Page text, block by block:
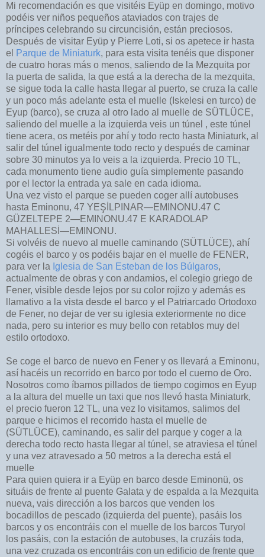
Mi recomendación es que visitéis Eyüp en domingo, motivo
podéis ver niños pequeños ataviados con trajes de
príncipes celebrando su circuncisión, están preciosos.
Después de visitar Eyüp y Pierre Loti, si os apetece ir hasta
el
Parque de Miniaturk, para esta visita tenéis que disponer
de cuatro horas más o menos, saliendo de la Mezquita por
la puerta de salida, la que está a la derecha de la mezquita,
se sigue toda la calle hasta llegar al puerto, se cruza la calle
y un poco más adelante esta el muelle (Iskelesi en turco) de
Eyup (barco), se cruza al otro lado al muelle de SÜTLÜCE,
saliendo del muelle a la izquierda veis un túnel , este túnel
tiene acera, os metéis por ahí y todo recto hasta Miniaturk, al
salir del túnel igualmente todo recto y después de caminar
sobre 30 minutos ya lo veis a la izquierda. Precio 10 TL,
cada monumento tiene audio guía simplemente pasando
por el lector la entrada ya sale en cada idioma.
Una vez visto el parque se pueden coger allí autobuses
hasta Eminonu, 47 YEŞİLPINAR—EMINONU.47 C
GÜZELTEPE 2—EMINONU.47 E KARADOLAP
MAHALLESİ—EMINONU.
Si volvéis de nuevo al muelle caminando (SÜTLÜCE), ahí
cogéis el barco y os podéis bajar en el muelle de FENER,
para ver la Iglesia de San Esteban de los Búlgaros,
actualmente de obras y con andamios, el colegio griego de
Fener, visible desde lejos por su color rojizo y además es
llamativo a la vista desde el barco y el Patriarcado Ortodoxo
de Fener, no dejar de ver su iglesia exteriormente no dice
nada, pero su interior es muy bello con retablos muy del
estilo ortodoxo.
Se coge el barco de nuevo en Fener y os llevará a Eminonu,
así hacéis un recorrido en barco por todo el cuerno de Oro.
Nosotros como íbamos pillados de tiempo cogimos en Eyup
a la altura del muelle un taxi que nos llevó hasta Miniaturk,
el precio fueron 12 TL, una vez lo visitamos, salimos del
parque e hicimos el recorrido hasta el muelle de
(SÜTLÜCE), caminando, es salir del parque y coger a la
derecha todo recto hasta llegar al túnel, se atraviesa el túnel
y una vez atravesado a 50 metros a la derecha está el
muelle
Para quien quiera ir a Eyüp en barco desde Eminonü, os
situáis de frente al puente Galata y de espalda a la Mezquita
nueva, vais dirección a los barcos que venden los
bocadillos de pescado (izquierda del puente), pasáis los
barcos y os encontráis con el muelle de los barcos Turyol
los pasáis, con la estación de autobuses, la cruzáis toda,
una vez cruzada os encontráis con un edificio de frente que